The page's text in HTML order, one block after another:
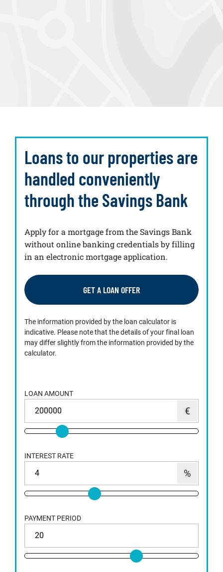
Loans to our properties are
handled conveniently
through the Savings Bank
Apply for a mortgage from the Savings Bank
without online banking credentials by filling
in an electronic mortgage application.
GET A LOAN OFFER
The information provided by the loan calculator is
indicative. Please note that the details of your final loan
may differ slightly from the information provided by the
calculator.
LOAN AMOUNT
INTEREST RATE
PAYMENT PERIOD